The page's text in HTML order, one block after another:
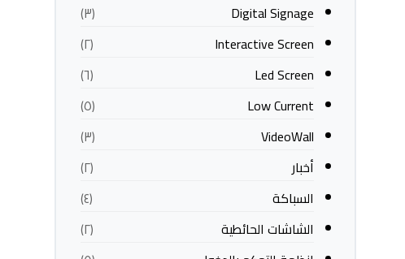
Digital Signage
(٣)
Interactive Screen
(٢)
Led Screen
(٦)
Low Current
(٥)
VideoWall
(٣)
أخبار
(٢)
السباكة
(٤)
الشاشات الحائطية
(٢)